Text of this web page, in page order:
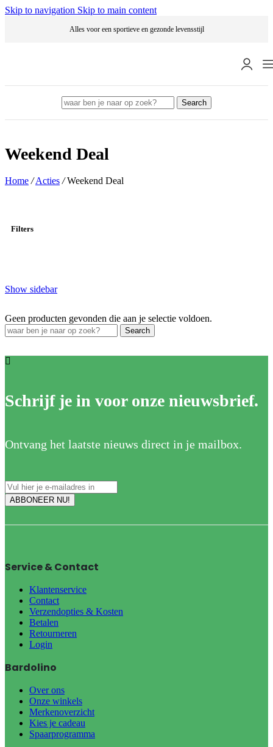
Skip to navigation Skip to main content
Alles voor een sportieve en gezonde levensstijl
Search
Weekend Deal
Home / Acties / Weekend Deal
Filters
Show sidebar
Geen producten gevonden die aan je selectie voldoen.
Search
Schrijf je in voor onze nieuwsbrief.
Ontvang het laatste nieuws direct in je mailbox.
Service & Contact
Klantenservice
Contact
Verzendopties & Kosten
Betalen
Retourneren
Login
Bardolino
Over ons
Onze winkels
Merkenoverzicht
Kies je cadeau
Spaarprogramma